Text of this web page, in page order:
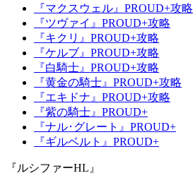
『マクスウェル』PROUD+攻略
『ツヴァイ』PROUD+攻略
『キクリ』PROUD+攻略
『ケルブ』PROUD+攻略
『白騎士』PROUD+攻略
『黄金の騎士』PROUD+攻略
『エキドナ』PROUD+攻略
『紫の騎士』PROUD+
『ナル･グレート』PROUD+
『ギルベルト』PROUD+
『ルシファーHL』